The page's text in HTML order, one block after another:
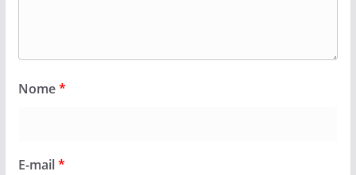
Nome*
E-mail*